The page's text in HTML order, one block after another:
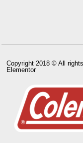
Copyright 2018 © All
Elementor